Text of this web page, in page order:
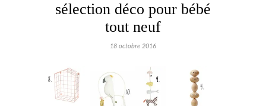
sélection déco pour bébé
tout neuf
18 octobre 2016